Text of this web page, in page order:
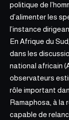
politique de
d’alimenter les
l’instance
En Afrique du
dans les
national africain
observateurs
rôle important
Ramaphosa, à la
capable de